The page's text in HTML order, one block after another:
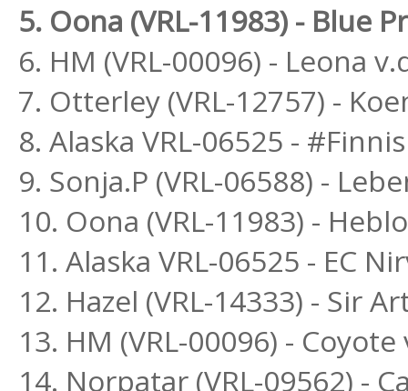
5. Oona (VRL-11983) - Blue
6. HM (VRL-00096) - Leona
7. Otterley (VRL-12757) -
8. Alaska VRL-06525 -
9. Sonja.P (VRL-06588) -
10. Oona (VRL-11983) -
11. Alaska VRL-06525 - EC
12. Hazel (VRL-14333) - Sir
13. HM (VRL-00096) -
14. Norpatar (VRL-09562) -